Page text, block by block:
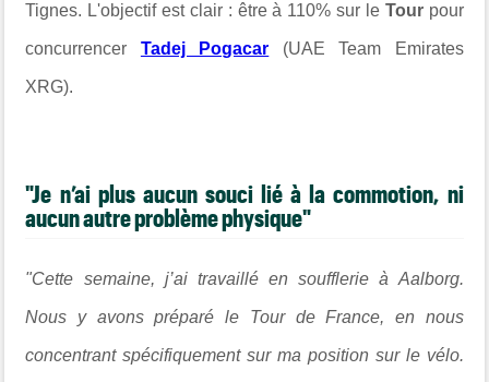
Tignes. L'objectif est clair : être à 110% sur le Tour pour
concurrencer Tadej Pogacar (UAE Team Emirates
XRG).
"Je n’ai plus aucun souci lié à la commotion, ni
aucun autre problème physique"
"Cette semaine, j’ai travaillé en soufflerie à Aalborg.
Nous y avons préparé le Tour de France, en nous
concentrant spécifiquement sur ma position sur le vélo.